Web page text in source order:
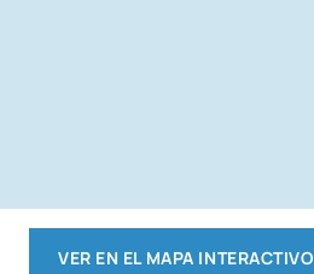
VER EN EL MAPA INTERACTIVO